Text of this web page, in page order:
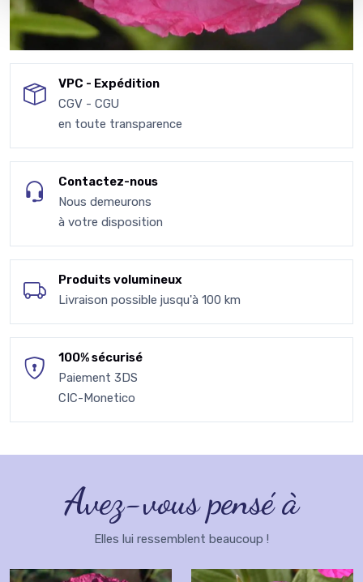
VPC - Expédition
CGV - CGU
en toute transparence
Contactez-nous
Nous demeurons
à votre disposition
Produits volumineux
Livraison possible jusqu'à 100 km
100% sécurisé
Paiement 3DS
CIC-Monetico
Avez-vous pensé à
Elles lui ressemblent beaucoup !